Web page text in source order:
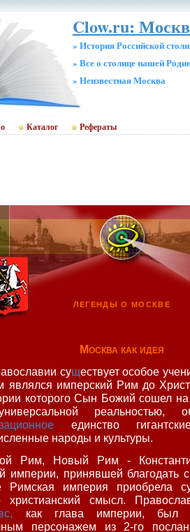
Clow.ru:
» История Российской
» Все о столице нашей
» Неизвестная Москва
Каталог Рефераты
ЛЕГЕНДЫ О МОСКВЕ
Москва как идея
существует особое
являлся имперский Рим до
которого Сын Божий сошел
реальностью,
единство
народы и культуры.
Рим, Новый Рим -
империи, принявшей благодать
Римская империя приобрела
христианский смысл.
как глава империи, был
персонажем из 2-го